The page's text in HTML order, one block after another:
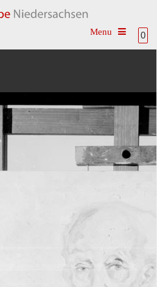
0
Toggle